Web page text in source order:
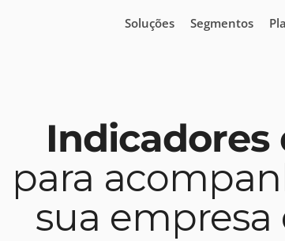
Soluções Segmentos
para
sua